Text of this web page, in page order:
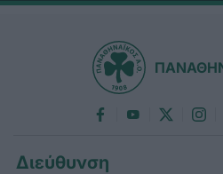
Διεύθυνση